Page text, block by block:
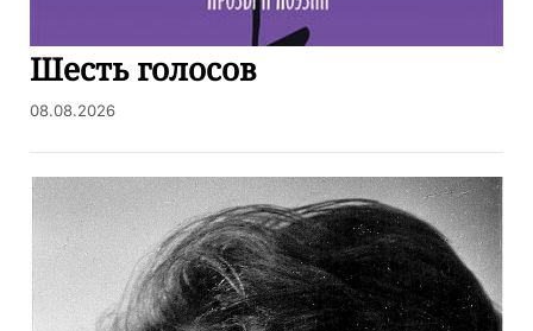
Шесть голосов
08.08.2026